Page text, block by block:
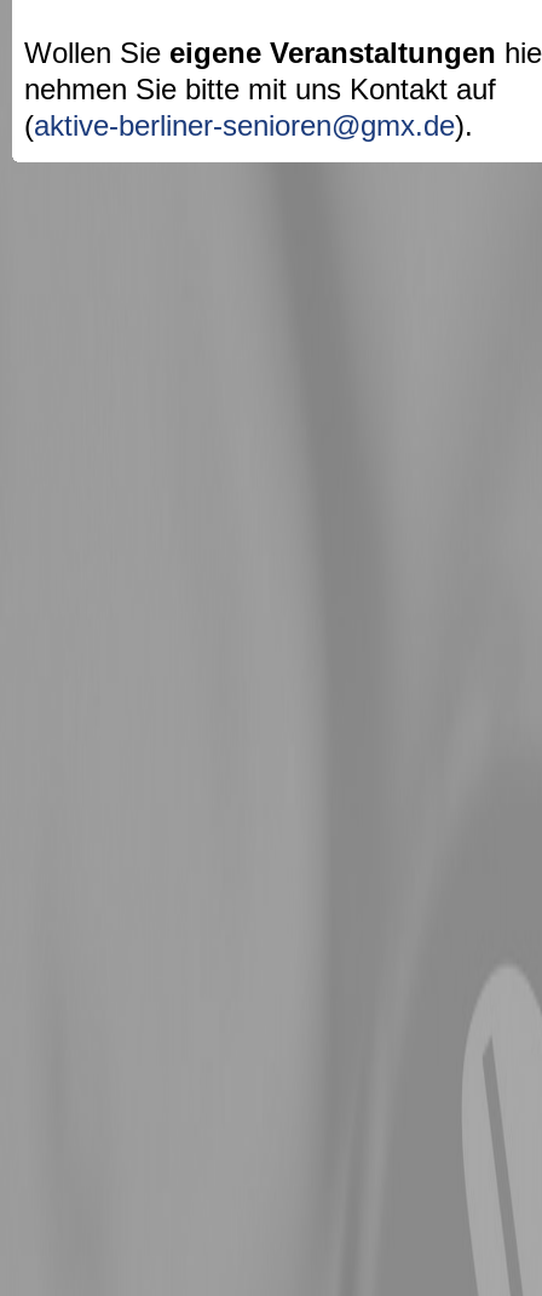
Wollen Sie eigene Veranstaltungen
nehmen Sie bitte mit uns Kontakt auf
(aktive-berliner-senioren@gmx.de).